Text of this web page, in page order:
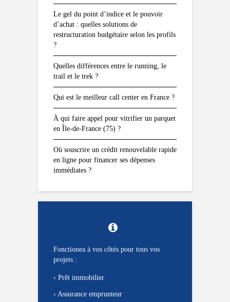
Le gel du point d’indice et le pouvoir
d’achat : quelles solutions de
restructuration budgétaire selon les profils
?
Quelles différences entre le running, le
trail et le trek ?
Qui est le meilleur call center en France ?
À qui faire appel pour vitrifier un parquet
en Île-de-France (75) ?
Où souscrire un crédit renouvelable rapide
en ligne pour financer ses dépenses
immédiates ?
Fonctionea à vos côtés pour tous vos
projets :
› Prêt immobilier
› Assurance emprunteur